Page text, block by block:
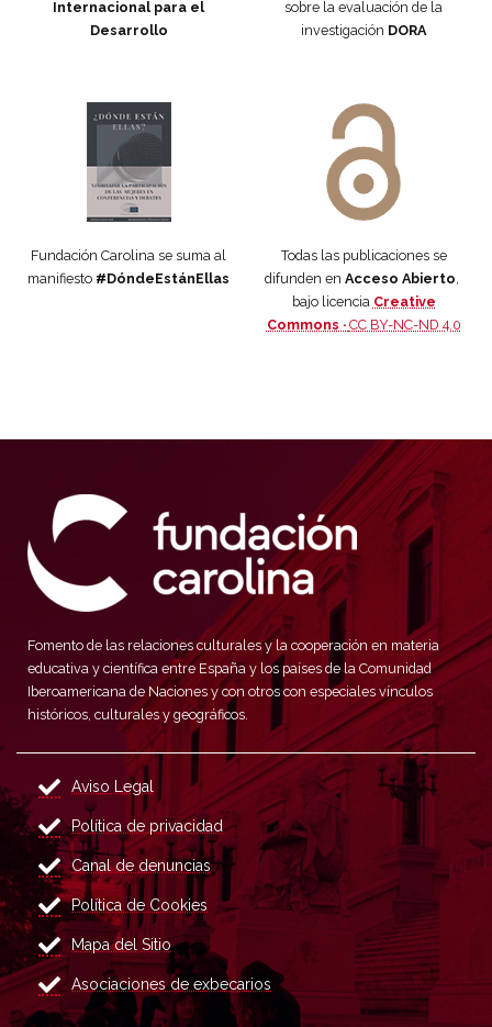
Internacional para el
Desarrollo
sobre la evaluación de la
investigación DORA
Fundación Carolina se suma al
manifiesto #DóndeEstánEllas
Todas las publicaciones se
difunden en Acceso Abierto
bajo licencia Creative
Commons · CC BY-NC-ND 4.0
Fomento de las relaciones culturales y la cooperación en materia
educativa y científica entre España y los países de la Comunidad
Iberoamericana de Naciones y con otros con especiales vínculos
históricos, culturales y geográficos.
Aviso Legal
Política de privacidad
Canal de denuncias
Política de Cookies
Mapa del Sitio
Asociaciones de exbecarios